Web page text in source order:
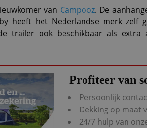
van Campooz. De
heeft het Nederlandse merk zelf
trailer ook beschikbaar als extra
Profiteer van
Persoonlijk
Dekking op maat
24/7 hulp van